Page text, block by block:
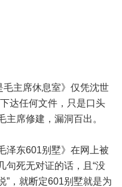
主席休息室》仅凭沈世
达任何文件，只是口头
主席修建，漏洞百出。
东601别墅》在网上被
句死无对证的话，且“没
”，就断定601别墅就是为